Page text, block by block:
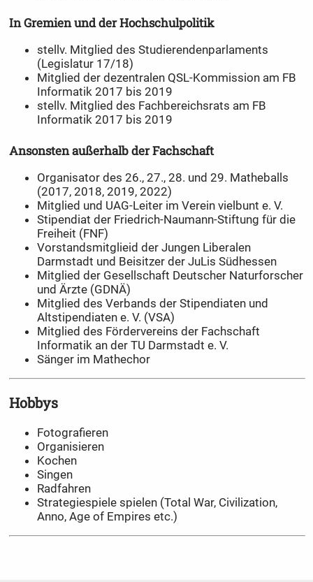
In Gremien und der Hochschulpolitik
stellv. Mitglied des Studierendenparlaments
(Legislatur 17/18)
Mitglied der dezentralen QSL-Kommission am FB
Informatik 2017 bis 2019
stellv. Mitglied des Fachbereichsrats am FB
Informatik 2017 bis 2019
Ansonsten außerhalb der Fachschaft
Organisator des 26., 27., 28. und 29. Matheballs
(2017, 2018, 2019, 2022)
Mitglied und UAG-Leiter im Verein vielbunt e. V.
Stipendiat der Friedrich-Naumann-Stiftung für die
Freiheit (FNF)
Vorstandsmitglieid der Jungen Liberalen
Darmstadt und Beisitzer der JuLis Südhessen
Mitglied der Gesellschaft Deutscher Naturforscher
und Ärzte (GDNÄ)
Mitglied des Verbands der Stipendiaten und
Altstipendiaten e. V. (VSA)
Mitglied des Fördervereins der Fachschaft
Informatik an der TU Darmstadt e. V.
Sänger im Mathechor
Hobbys
Fotografieren
Organisieren
Kochen
Singen
Radfahren
Strategiespiele spielen (Total War, Civilization,
Anno, Age of Empires etc.)